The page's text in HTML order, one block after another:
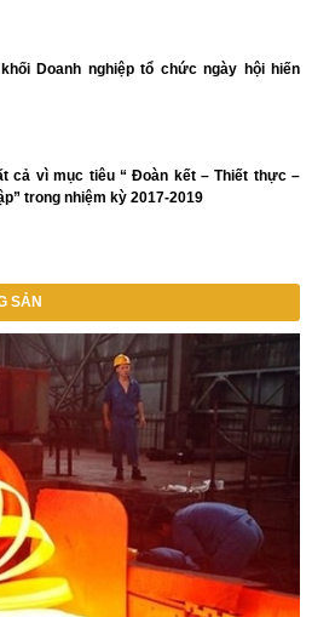
Doanh nghiệp tổ chức ngày hội hiến
cả vì mục tiêu “ Đoàn kết – Thiết thực –
trong nhiệm kỳ 2017-2019
SẢN